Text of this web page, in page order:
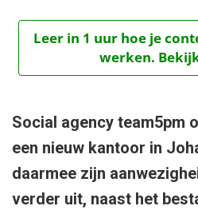
Leer in 1 uur hoe je
werken.
Social agency team5pm
een nieuw kantoor in
daarmee zijn
verder uit, naast het